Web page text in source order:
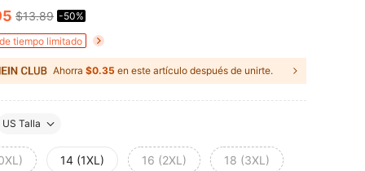
AND AVAILABILITY
$13.89 -50%
tiempo limitado
Ahorra $0.35 en este artículo después de unirte.
US Talla
14 (1XL) 16 (2XL) 18 (3XL)